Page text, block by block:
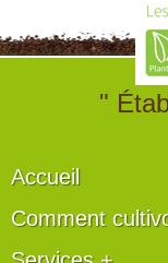
"
Accueil
Comment